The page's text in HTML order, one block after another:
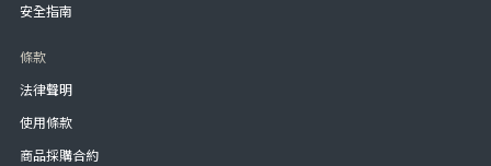
安全指南
條款
法律聲明
使用條款
商品採購合約